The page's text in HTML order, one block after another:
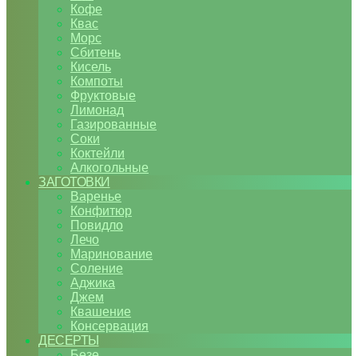
Кофе
Квас
Морс
Сбитень
Кисель
Компоты
Фруктовые
Лимонад
Газированные
Соки
Коктейли
Алкогольные
ЗАГОТОВКИ
Варенье
Конфитюр
Повидло
Лечо
Маринование
Соление
Аджика
Джем
Квашение
Консервация
ДЕСЕРТЫ